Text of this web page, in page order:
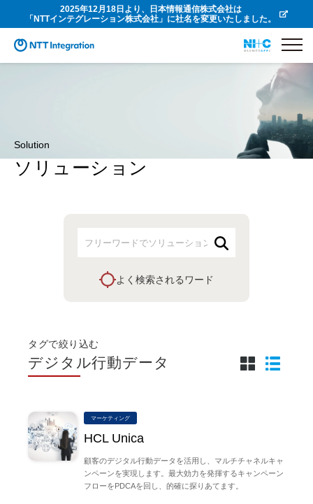
2025年12月18日より、日本情報通信株式会社は
「NTTインテグレーション株式会社」に社名を変更いたしました。
Solution
ソリューション
よく検索されるワード
タグで絞り込む
デジタル行動データ
マーケティング
HCL Unica
顧客のデジタル行動データを活用し、マルチチャネルキャ
ンペーンを実現します。最大効力を発揮するキャンペーン
フローをPDCAを回し、的確に探りあてます。